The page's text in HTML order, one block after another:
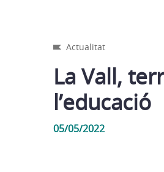
Actualitat
La Vall,
l’educació
05/05/2022